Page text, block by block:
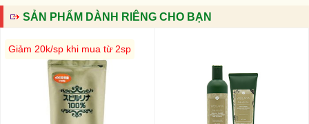
SẢN PHẨM DÀNH RIÊNG CHO BẠN
Giảm 20k/sp khi mua từ 2sp